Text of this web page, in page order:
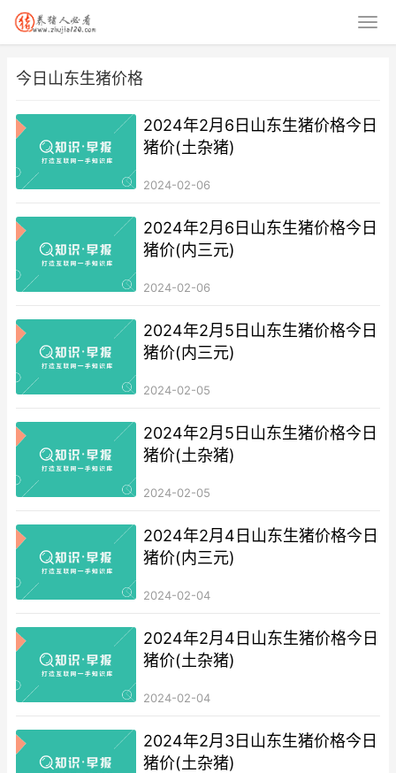
今日山东生猪价格
2024年2月6日山东生猪价格今日
猪价(土杂猪)
2024-02-06
2024年2月6日山东生猪价格今日
猪价(内三元)
2024-02-06
2024年2月5日山东生猪价格今日
猪价(内三元)
2024-02-05
2024年2月5日山东生猪价格今日
猪价(土杂猪)
2024-02-05
2024年2月4日山东生猪价格今日
猪价(内三元)
2024-02-04
2024年2月4日山东生猪价格今日
猪价(土杂猪)
2024-02-04
2024年2月3日山东生猪价格今日
猪价(土杂猪)